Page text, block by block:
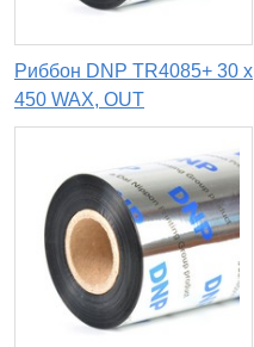
Риббон DNP TR4085+ 30 x
450 WAX, OUT